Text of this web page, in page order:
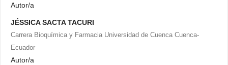
Autor/a
JÉSSICA SACTA TACURI
Carrera Bioquímica y Farmacia Universidad de Cuenca Cuenca-
Ecuador
Autor/a